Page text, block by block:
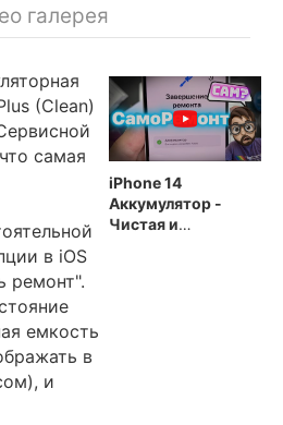
галерея
(Clean)
самая
в iOS
ремонт".
емкость
в
и
iPhone 14
Аккумулятор -
Чистая и